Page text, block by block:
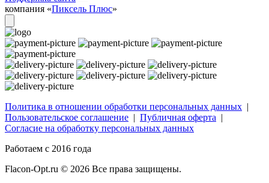
компания «Пиксель Плюс»
Политика в отношении обработки персональных данных |
Пользовательское соглашение | Публичная оферта |
Согласие на обработку персональных данных
Работаем с 2016 года
Flacon-Opt.ru © 2026 Все права защищены.